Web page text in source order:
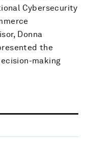
Cybersecurity
Donna
the
making